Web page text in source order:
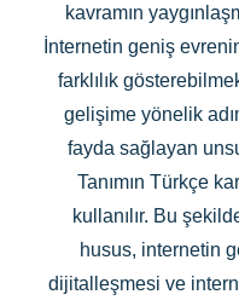
kavramın
İnternetin geniş
farklılık
gelişime yönelik
fayda sağlayan
Tanımın Türkçe
kullanılır. Bu
husus, internetin
dijitalleşmesi ve